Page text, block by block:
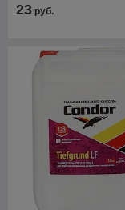
23 руб.